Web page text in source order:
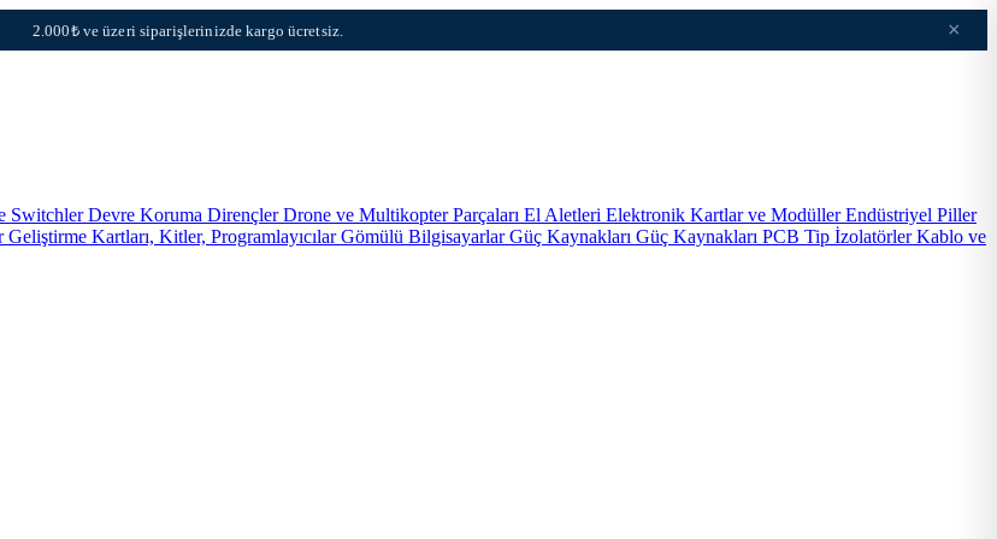
2.000₺ ve üzeri siparişlerinizde kargo ücretsiz. ×
SwitchlerDevre Koruma DirençlerDrone ve Multikopter Parçaları El Aletleri Elektronik Kartlar ve ModüllerEndüstriyel Piller
Geliştirme Kartları, Kitler, ProgramlayıcılarGömülü BilgisayarlarGüç Kaynakları Güç Kaynakları PCB Tip İzolatörlerKablo ve